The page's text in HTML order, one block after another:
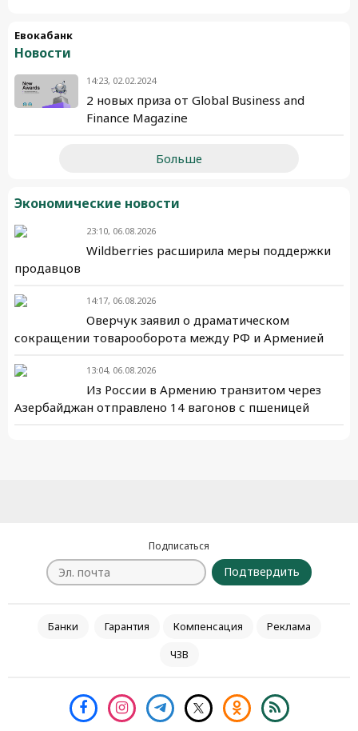
Евокабанк
Новости
14:23, 02.02.2024
2 новых приза от Global Business and
Finance Magazine
Больше
Экономические новости
23:10, 06.08.2026
Wildberries расширила меры поддержки
продавцов
14:17, 06.08.2026
Оверчук заявил о драматическом
сокращении товарооборота между РФ и Арменией
13:04, 06.08.2026
Из России в Армению транзитом через
Азербайджан отправлено 14 вагонов с пшеницей
Подписаться
Подтвердить
Банки Гарантия Компенсация
Реклама
ЧЗВ